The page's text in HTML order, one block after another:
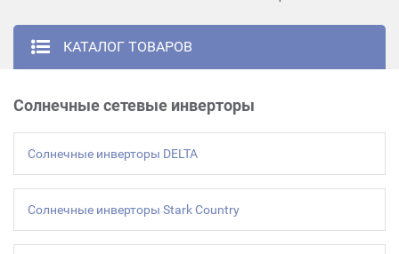
КАТАЛОГ ТОВАРОВ
Солнечные сетевые инверторы
Солнечные инверторы DELTA
Солнечные инверторы Stark Country